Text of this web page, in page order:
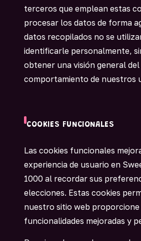
terceros que emplean estas
procesar los datos de forma
datos recopilados no se
identificarle personalmente,
obtener una visión general del
comportamiento de nuestros
COOKIES FUNCIONALES
Las cookies funcionales
experiencia de usuario en
1000 al recordar sus
elecciones. Estas cookies
nuestro sitio web proporcione
funcionalidades mejoradas y